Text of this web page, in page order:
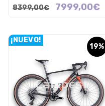
8399,00€
7999,00€
19%
¡NUEVO!